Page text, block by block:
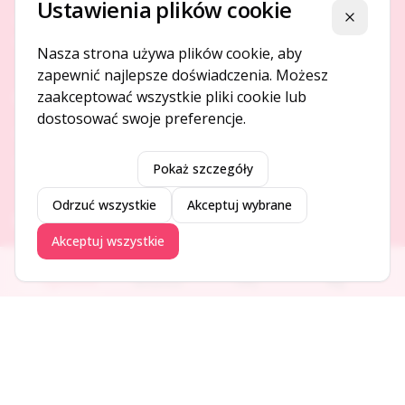
Platforma ogłoszeń i firm, która łączy ludzi i rozwija biznes
O NAS
DODAJ I PROMUJ
Dodaj ogłoszenie
Dodaj firmę
Ogłoszenia Aktualności Firmy Blog
Ustawienia plików cookie Zamknij
Nasza strona używa plików cookie, aby
zapewnić najlepsze doświadczenia. Możesz
zaakceptować wszystkie pliki cookie lub
dostosować swoje preferencje.
Pokaż szczegóły
Odrzuć wszystkie Akceptuj wybrane
Akceptuj wszystkie